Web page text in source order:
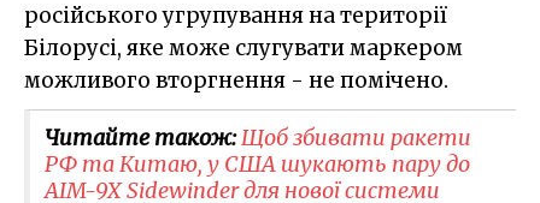
російського угрупування на території
Білорусі, яке може слугувати маркером
можливого вторгнення - не помічено.
Читайте також:Щоб збивати ракети
РФ та Китаю, у США шукають пару до
AIM-9X Sidewinder для нової системи